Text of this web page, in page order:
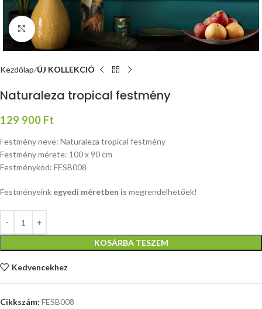
Nagyításhoz kattints ide
Kezdőlap ÚJ KOLLEKCIÓ
Naturaleza tropical festmény
129 900 Ft
Festmény neve: Naturaleza tropical festmény
Festmény mérete: 100 x 90 cm
Festménykód: FESB008
Festményeink egyedi méretben is megrendelhetőek!
KOSÁRBA TESZEM
Kedvencekhez
Cikkszám: FESB008